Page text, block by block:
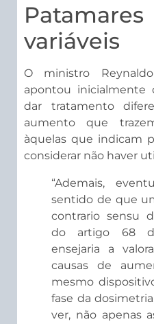
variáveis
O ministro
apontou inicialmente
dar tratamento
aumento que
àquelas que indicam
considerar não haver
“Ademais,
sentido de que
contrario sensu
do artigo 68
ensejaria a
causas de
mesmo
fase da
ver, não apenas